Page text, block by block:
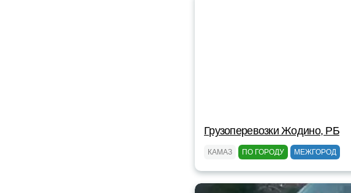
Грузоперевозки Жодино, РБ
КАМАЗ ПО ГОРОДУ МЕЖГОРОД